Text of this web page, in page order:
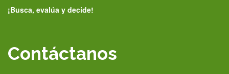
¡Busca, evalúa y decide!
Contáctanos